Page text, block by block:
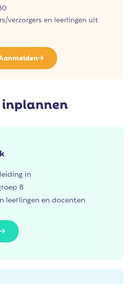
verzorgers en leerlingen uit
in
8
leerlingen en docenten